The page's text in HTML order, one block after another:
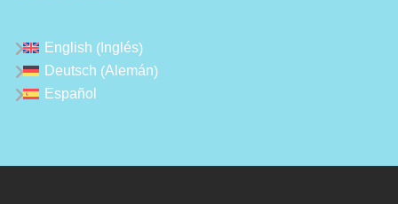
English ( Inglés)
Deutsch (Alemán)
Español